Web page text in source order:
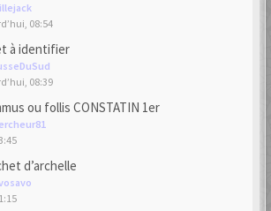
08:54
à identifier
08:39
ou follis CONSTATIN 1er
d’archelle